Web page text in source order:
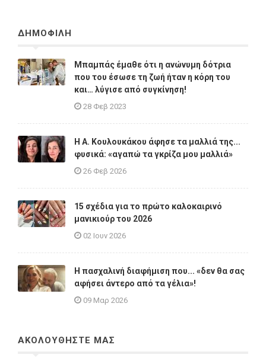
ΔΗΜΟΦΙΛΗ
Μπαμπάς έμαθε ότι η ανώνυμη δότρια
που του έσωσε τη ζωή ήταν η κόρη του
και… λύγισε από συγκίνηση!
28 Φεβ 2023
Η A. Κουλουκάκου άφησε τα μαλλιά της...
φυσικά: «αγαπώ τα γκρίζα μου μαλλιά»
26 Φεβ 2026
15 σχέδια για το πρώτο καλοκαιρινό
μανικιούρ του 2026
02 Ιουν 2026
Η πασχαλινή διαφήμιση που... «δεν θα σας
αφήσει άντερο από τα γέλια»!
09 Μαρ 2026
ΑΚΟΛΟΥΘΗΣΤΕ ΜΑΣ